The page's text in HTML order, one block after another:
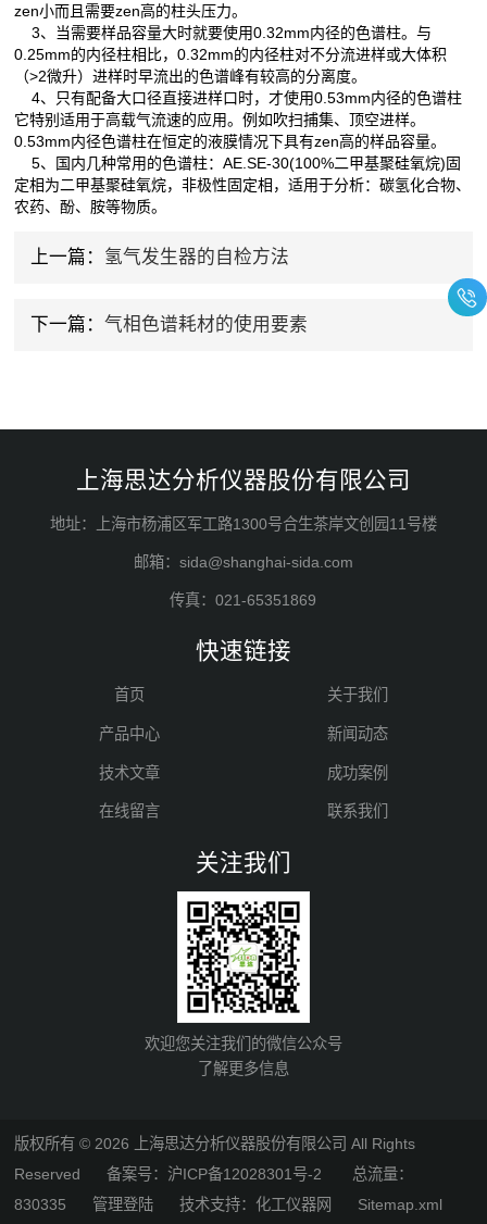
zen小而且需要zen高的柱头压力。
3、当需要样品容量大时就要使用0.32mm内径的色谱柱。与
0.25mm的内径柱相比，0.32mm的内径柱对不分流进样或大体积
（>2微升）进样时早流出的色谱峰有较高的分离度。
4、只有配备大口径直接进样口时，才使用0.53mm内径的色谱柱
它特别适用于高载气流速的应用。例如吹扫捕集、顶空进样。
0.53mm内径色谱柱在恒定的液膜情况下具有zen高的样品容量。
5、国内几种常用的色谱柱：AE.SE-30(100%二甲基聚硅氧烷)固
定相为二甲基聚硅氧烷，非极性固定相，适用于分析：碳氢化合物、
农药、酚、胺等物质。
上一篇： 氢气发生器的自检方法
下一篇： 气相色谱耗材的使用要素
上海思达分析仪器股份有限公司
地址：上海市杨浦区军工路1300号合生茶岸文创园11号楼
邮箱：sida@shanghai-sida.com
传真：021-65351869
快速链接
首页 关于我们
产品中心 新闻动态
技术文章 成功案例
在线留言 联系我们
关注我们
欢迎您关注我们的微信公众号
了解更多信息
版权所有 © 2026 上海思达分析仪器股份有限公司 All Rights
Reserved备案号：沪ICP备12028301号-2
总流量：
830335 管理登陆 技术支持：化工仪器网 Sitemap.xml